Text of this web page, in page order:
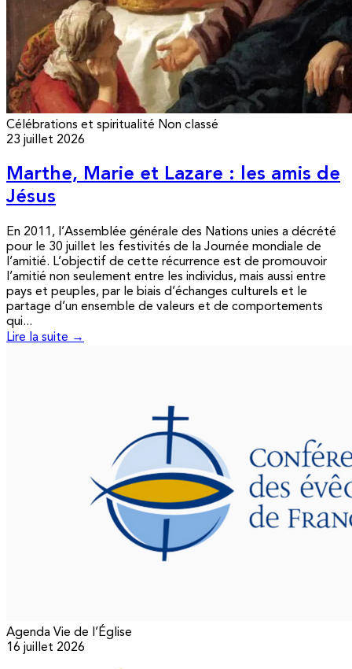
Célébrations et spiritualité Non classé
23 juillet 2026
Marthe, Marie et Lazare : les amis de
Jésus
En 2011, l’Assemblée générale des Nations unies a décrété
pour le 30 juillet les festivités de la Journée mondiale de
l’amitié. L’objectif de cette récurrence est de promouvoir
l’amitié non seulement entre les individus, mais aussi entre
pays et peuples, par le biais d’échanges culturels et le
partage d’un ensemble de valeurs et de comportements
qui...
Lire la suite →
Agenda Vie de l’Église
16 juillet 2026